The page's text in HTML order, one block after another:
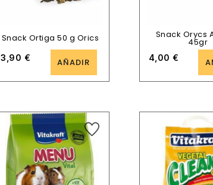
Snack Ortiga 50 g Orics
3,90 € AÑADIR
Snack Orycs
45gr
4,00 €